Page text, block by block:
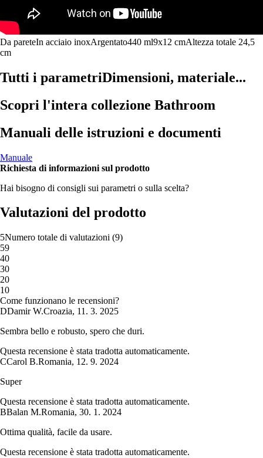
Da pareteIn acciaio inoxArgentato440 ml9x12 cmAltezza totale 24,5
cm
Tutti i parametriDimensioni, materiale...
Scopri l'intera collezione Bathroom
Manuali delle istruzioni e documenti
Manuale
Richiesta di informazioni sul prodotto
Hai bisogno di consigli sui parametri o sulla scelta?
Valutazioni del prodotto
5Numero totale di valutazioni (9)
59
40
30
20
10
Come funzionano le recensioni?
DDamir W.Croazia, 11. 3. 2025
Sembra bello e robusto, spero che duri.
Questa recensione è stata tradotta automaticamente.
CCarol B.Romania, 12. 9. 2024
Super
Questa recensione è stata tradotta automaticamente.
BBalan M.Romania, 30. 1. 2024
Ottima qualità, facile da usare.
Questa recensione è stata tradotta automaticamente.